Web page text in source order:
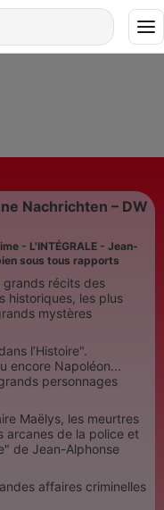
Nachrichten – DW
- L'INTÉGRALE - Jean-
sous tous rapports
grands récits des
historiques, les plus
mystères
l’Histoire".
encore Napoléon...
personnages
Maëlys, les meurtres
arcanes de la police et
de Jean-Alphonse
affaires criminelles